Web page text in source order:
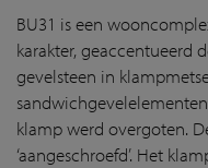
BU31 is een
karakter, geaccentueerd
gevelsteen in
klamp werd overgoten.
‘aangeschroefd’. Het